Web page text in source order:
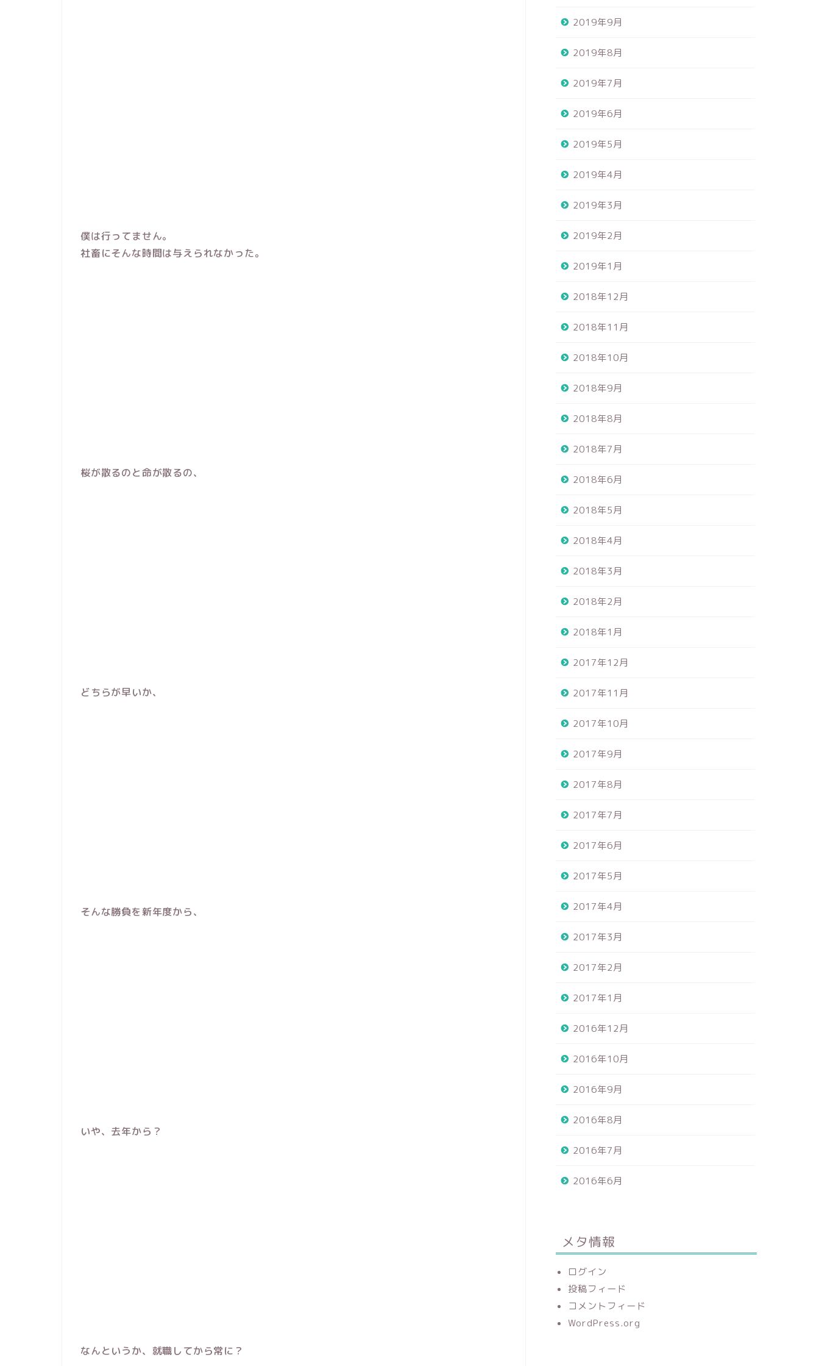
僕は行ってません。
社畜にそんな時間は与えられなかった。
桜が散るのと命が散るの、
どちらが早いか、
そんな勝負を新年度から、
いや、去年から？
なんというか、就職してから常に？
2019年9月
2019年8月
2019年7月
2019年6月
2019年5月
2019年4月
2019年3月
2019年2月
2019年1月
2018年12月
2018年11月
2018年10月
2018年9月
2018年8月
2018年7月
2018年6月
2018年5月
2018年4月
2018年3月
2018年2月
2018年1月
2017年12月
2017年11月
2017年10月
2017年9月
2017年8月
2017年7月
2017年6月
2017年5月
2017年4月
2017年3月
2017年2月
2017年1月
2016年12月
2016年10月
2016年9月
2016年8月
2016年7月
2016年6月
メタ情報
ログイン
投稿フィード
コメントフィード
WordPress.org